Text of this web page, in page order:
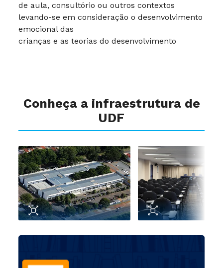
de aula, consultório ou outros contextos
levando-se em consideração o desenvolvimento
emocional das
crianças e as teorias do desenvolvimento
Conheça a infraestrutura de
UDF